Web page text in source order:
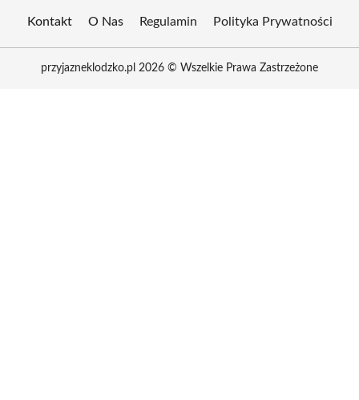
Kontakt O Nas Regulamin Polityka Prywatności
przyjazneklodzko.pl 2026 © Wszelkie Prawa Zastrzeżone